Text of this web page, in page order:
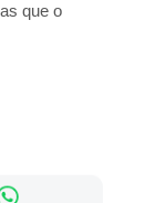
que o